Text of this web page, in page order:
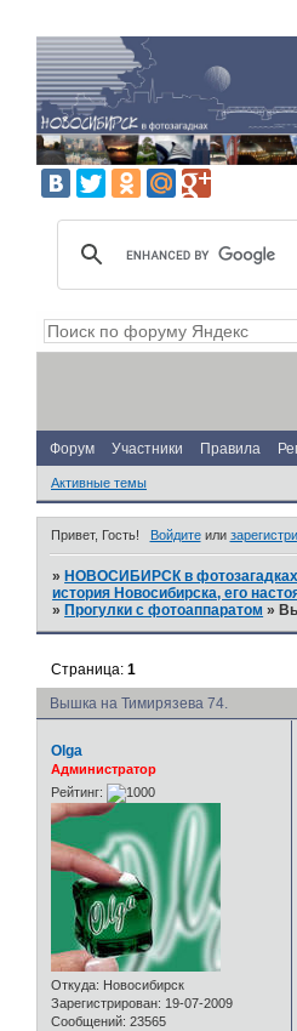
Форум Участники Правила
Активные темы
Привет, Гость! Войдитеили
» НОВОСИБИРСК в
история Новосибирска, его
» Прогулки с фотоаппаратом »
Вышка на Тимирязева 74.
Страница:1
Olga
Администратор
Рейтинг:
Откуда: Новосибирск
Зарегистрирован: 19-07-2009
Сообщений: 23565